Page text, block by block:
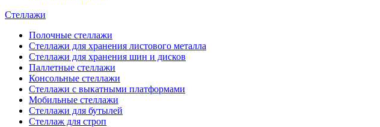
Стеллажи
Полочные стеллажи
Стеллажи для хранения листового металла
Стеллажи для хранения шин и дисков
Паллетные стеллажи
Консольные стеллажи
Стеллажи с выкатными платформами
Мобильные стеллажи
Стеллажи для бутылей
Стеллаж для строп